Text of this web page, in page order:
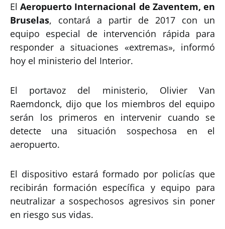
ElAeropuerto Internacional de Zaventem, en
Bruselas, contará a partir de 2017 con un
equipo especial de intervención rápida para
responder a situaciones «extremas», informó
hoy el ministerio del Interior.
El portavoz del ministerio, Olivier Van
Raemdonck, dijo que los miembros del equipo
serán los primeros en intervenir cuando se
detecte una situación sospechosa en el
aeropuerto.
El dispositivo estará formado por policías que
recibirán formación específica y equipo para
neutralizar a sospechosos agresivos sin poner
en riesgo sus vidas.